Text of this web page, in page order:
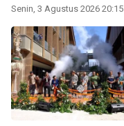
Senin, 3 Agustus 2026 20:15